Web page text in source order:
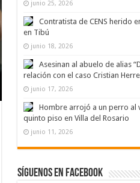
junio 25, 2026
Contratista de CENS herido
en Tibú
junio 18, 2026
Asesinan al abuelo de alias
relación con el caso Cristian
junio 17, 2026
Hombre arrojó a un perro al
quinto piso en Villa del Rosario
junio 11, 2026
Síguenos en Facebook